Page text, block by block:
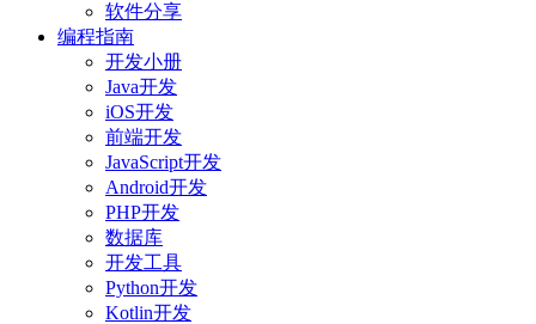
软件分享
编程指南
开发小册
Java开发
iOS开发
前端开发
JavaScript开发
Android开发
PHP开发
数据库
开发工具
Python开发
Kotlin开发